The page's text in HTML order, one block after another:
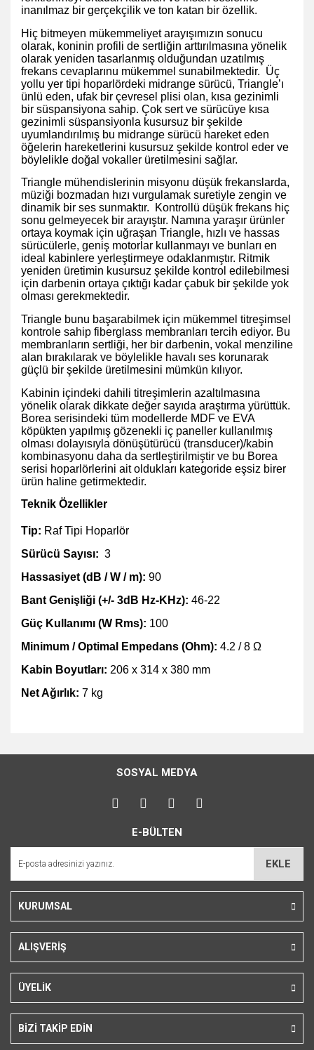
inanılmaz bir gerçekçilik ve ton katan bir özellik.
Hiç bitmeyen mükemmeliyet arayışımızın sonucu
olarak, koninin profili de sertliğin arttırılmasına yönelik
olarak yeniden tasarlanmış olduğundan uzatılmış
frekans cevaplarınu mükemmel sunabilmektedir. Üç
yollu yer tipi hoparlördeki midrange sürücü, Triangle’ı
ünlü eden, ufak bir çevresel plisi olan, kısa gezinimli
bir süspansiyona sahip. Çok sert ve sürücüye kısa
gezinimli süspansiyonla kusursuz bir şekilde
uyumlandırılmış bu midrange sürücü hareket eden
öğelerin hareketlerini kusursuz şekilde kontrol eder ve
böylelikle doğal vokaller üretilmesini sağlar.
Triangle mühendislerinin misyonu düşük frekanslarda,
müziği bozmadan hızı vurgulamak suretiyle zengin ve
dinamik bir ses sunmaktır. Kontrollü düşük frekans hiç
sonu gelmeyecek bir arayıştır. Namına yaraşır ürünler
ortaya koymak için uğraşan Triangle, hızlı ve hassas
sürücülerle, geniş motorlar kullanmayı ve bunları en
ideal kabinlere yerleştirmeye odaklanmıştır. Ritmik
yeniden üretimin kusursuz şekilde kontrol edilebilmesi
için darbenin ortaya çıktığı kadar çabuk bir şekilde yok
olması gerekmektedir.
Triangle bunu başarabilmek için mükemmel titreşimsel
kontrole sahip fiberglass membranları tercih ediyor. Bu
membranların sertliği, her bir darbenin, vokal menziline
alan bırakılarak ve böylelikle havalı ses korunarak
güçlü bir şekilde üretilmesini mümkün kılıyor.
Kabinin içindeki dahili titreşimlerin azaltılmasına
yönelik olarak dikkate değer sayıda araştırma yürüttük.
Borea serisindeki tüm modellerde MDF ve EVA
köpükten yapılmış gözenekli iç paneller kullanılmış
olması dolayısıyla dönüşütürücü (transducer)/kabin
kombinasyonu daha da sertleştirilmiştir ve bu Borea
serisi hoparlörlerini ait oldukları kategoride eşsiz birer
ürün haline getirmektedir.
Teknik Özellikler
Tip: Raf Tipi Hoparlör
Sürücü Sayısı: 3
Hassasiyet (dB / W / m): 90
Bant Genişliği (+/- 3dB Hz-KHz): 46-22
Güç Kullanımı (W Rms): 100
Minimum / Optimal Empedans (Ohm): 4.2 / 8 Ω
Kabin Boyutları: 206 x 314 x 380 mm
Net Ağırlık: 7 kg
konularda yetersiz gördüğünüz noktaları öneri formunu
kullanarak tarafımıza iletebilirsiniz.
Görüş ve önerileriniz için teşekkür ederiz.
Ürün açıklamasında eksik bilgiler bulunuyor.
Bu ürüne benzer farklı alternatifler olmalı.
SOSYAL MEDYA
E-BÜLTEN
EKLE
KURUMSAL
ALIŞVERİŞ
ÜYELİK
BİZİ TAKİP EDİN